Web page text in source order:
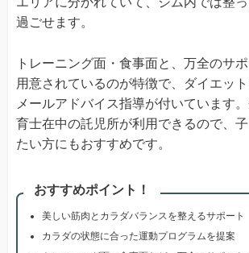
過ごせます。
トレーニング面・食事面と、万全のサ
用意されているのが特徴で、ダイエッ
メールアドバイス指導が付いています
育士在中の託児所が利用できるので、
たい方にもおすすめです。
おすすめポイント！
美しい筋肉とカラダバランスを整えるサポート
カラダの状態に合った運動プログラムを提案